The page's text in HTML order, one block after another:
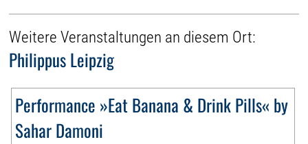
Weitere Veranstaltungen an diesem Ort:
Philippus Leipzig
Performance »Eat Banana & Drink Pills« by
Sahar Damoni